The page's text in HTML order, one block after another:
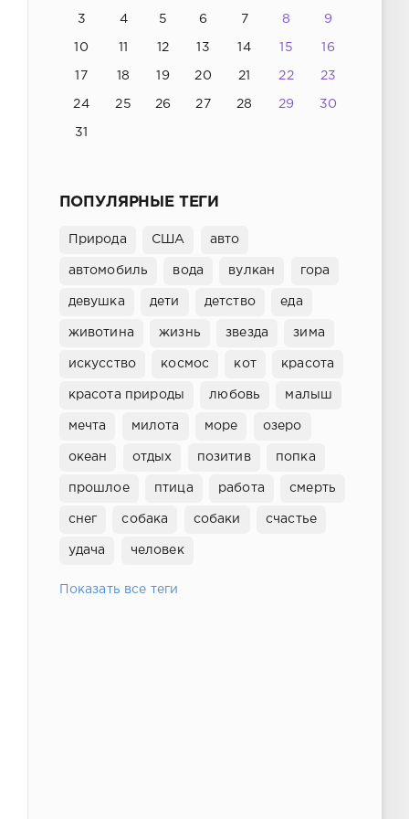
3 4 5 6 7 8 9
10 11 12 13 14 15 16
17 18 19 20 21 22 23
24 25 26 27 28 29 30
31
ПОПУЛЯРНЫЕ ТЕГИ
Природа США авто
автомобиль вода вулкан гора
девушка дети детство еда
животина жизнь звезда зима
искусство космос кот красота
красота природы любовь малыш
мечта милота море озеро
океан отдых позитив попка
прошлое птица работа смерть
снег собака собаки счастье
удача человек
Показать все теги